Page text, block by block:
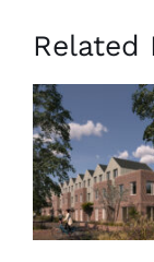
Related